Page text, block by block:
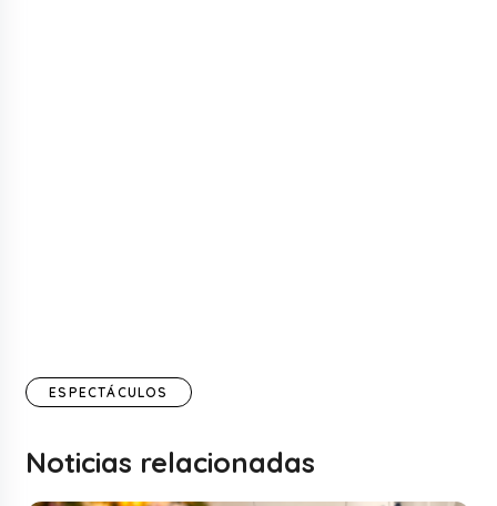
ESPECTÁCULOS
Noticias relacionadas